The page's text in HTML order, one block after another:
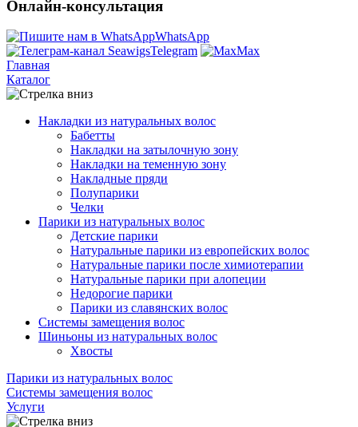
Онлайн-консультация
WhatsApp
Telegram
Max
Главная
Каталог
Накладки из натуральных волос
Бабетты
Накладки на затылочную зону
Накладки на теменную зону
Накладные пряди
Полупарики
Челки
Парики из натуральных волос
Детские парики
Натуральные парики из европейских волос
Натуральные парики после химиотерапии
Натуральные парики при алопеции
Недорогие парики
Парики из славянских волос
Системы замещения волос
Шиньоны из натуральных волос
Хвосты
Парики из натуральных волос
Системы замещения волос
Услуги